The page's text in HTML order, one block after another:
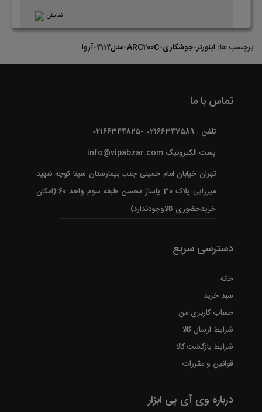
نمایش
برچسب ها: اینورتر-جوشکاری-ARC200C-مدل2112-آروا
تماس با ما
تلفن : 02166347589 -02166344825
پست الکترونیک:info@vipabzar.com
تهران خیابان امام خمینی جنب بیمارستان سینا کوچه شهید
میرزایی پلاک 30 پاساژ محسن طبقه سوم واحد 60 (امکان
خریدحضوری کالاوجودندارد)
دسترسی سریع
خانه
سبد خرید
حساب کاربری من
شرایط ارسال کالا
شرایط بازگشت کالا
قوانین و مقررات
درباره وی آی پی ابزار